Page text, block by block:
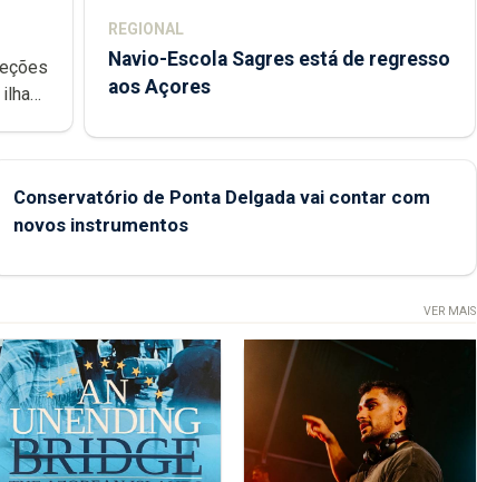
REGIONAL
Navio-Escola Sagres está de regresso
aos Açores
Conservatório de Ponta Delgada vai contar com
novos instrumentos
VER MAIS